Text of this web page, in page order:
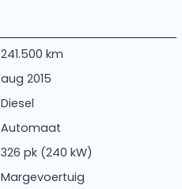
241.500 km
aug 2015
Diesel
Automaat
326 pk (240 kW)
Margevoertuig